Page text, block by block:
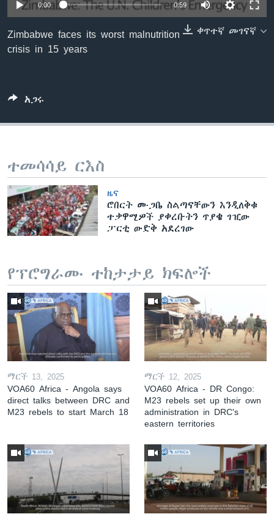
ቋንቋዎች
0:00 0:59
ቀጥተኛ መገናኛ
Zimbabwe faces its worst malnutrition
crisis in 15 years
አጋሩ
ተመሳሳይ ርእስ
ዜና
ሮበርት ሙጋቤ ስልጣናቸውን እንዲለቅቁ
ተቃዋሚዎች ያቀረቡትን ጥያቄ ገዢው
ፓርቲ ውድቅ አደረገው
የፕሮግራሙ ተከታታይ ክፍሎች
ማርች 13, 2025
VOA60 Africa - Angola says
direct talks between DRC and
M23 rebels to start March 18
ማርች 12, 2025
VOA60 Africa - DR Congo:
M23 rebels set up their own
administration in DRC's
eastern territories